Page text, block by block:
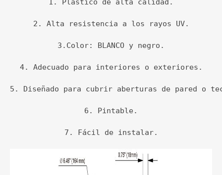
1. Plástico de alta calidad.
2. Alta resistencia a los rayos UV.
3.Color: BLANCO y negro.
4. Adecuado para interiores o exteriores.
5. Diseñado para cubrir aberturas de pared o
6. Pintable.
7. Fácil de instalar.